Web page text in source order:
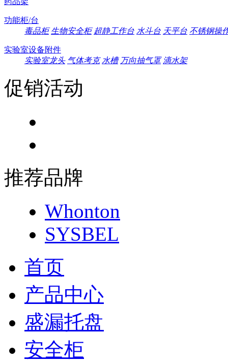
功能柜/台
毒品柜 生物安全柜 超静工作台 水斗台 天平台 不锈钢操
实验室设备附件
实验室龙头 气体考克 水槽 万向抽气罩 滴水架
促销活动
推荐品牌
Whonton
SYSBEL
首页
产品中心
盛漏托盘
安全柜